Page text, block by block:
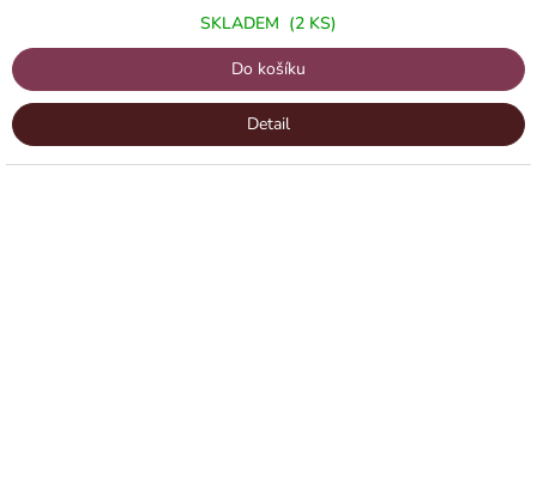
SKLADEM (2 KS)
Do košíku
Detail